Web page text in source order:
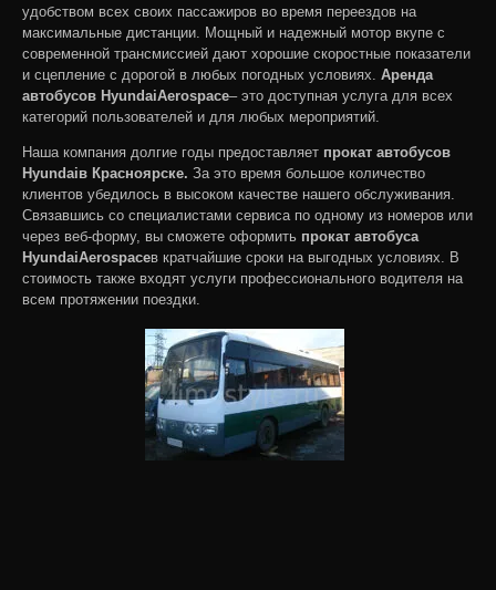
удобством всех своих пассажиров во время переездов на
максимальные дистанции. Мощный и надежный мотор вкупе с
современной трансмиссией дают хорошие скоростные показатели
и сцепление с дорогой в любых погодных условиях. Аренда
автобусов HyundaiAerospace– это доступная услуга для всех
категорий пользователей и для любых мероприятий.
Наша компания долгие годы предоставляет прокат автобусов
Hyundaiв Красноярске. За это время большое количество
клиентов убедилось в высоком качестве нашего обслуживания.
Связавшись со специалистами сервиса по одному из номеров или
через веб-форму, вы сможете оформить прокат автобуса
HyundaiAerospaceв кратчайшие сроки на выгодных условиях. В
стоимость также входят услуги профессионального водителя на
всем протяжении поездки.